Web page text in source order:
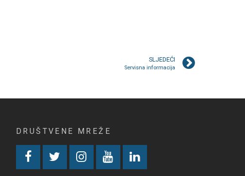
SLJEDEĆI
Servisna informacija
DRUŠTVENE MREŽE